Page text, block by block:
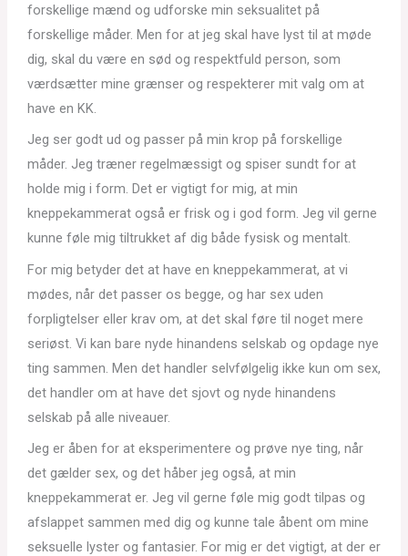
forskellige mænd og udforske min seksualitet på
forskellige måder. Men for at jeg skal have lyst til at møde
dig, skal du være en sød og respektfuld person, som
værdsætter mine grænser og respekterer mit valg om at
have en KK.
Jeg ser godt ud og passer på min krop på forskellige
måder. Jeg træner regelmæssigt og spiser sundt for at
holde mig i form. Det er vigtigt for mig, at min
kneppekammerat også er frisk og i god form. Jeg vil gerne
kunne føle mig tiltrukket af dig både fysisk og mentalt.
For mig betyder det at have en kneppekammerat, at vi
mødes, når det passer os begge, og har sex uden
forpligtelser eller krav om, at det skal føre til noget mere
seriøst. Vi kan bare nyde hinandens selskab og opdage nye
ting sammen. Men det handler selvfølgelig ikke kun om sex,
det handler om at have det sjovt og nyde hinandens
selskab på alle niveauer.
Jeg er åben for at eksperimentere og prøve nye ting, når
det gælder sex, og det håber jeg også, at min
kneppekammerat er. Jeg vil gerne føle mig godt tilpas og
afslappet sammen med dig og kunne tale åbent om mine
seksuelle lyster og fantasier. For mig er det vigtigt, at der er